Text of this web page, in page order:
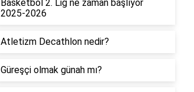
Basketbol 2. Lig ne zaman başlıyor
2025-2026
Atletizm Decathlon nedir?
Güreşçi olmak günah mı?